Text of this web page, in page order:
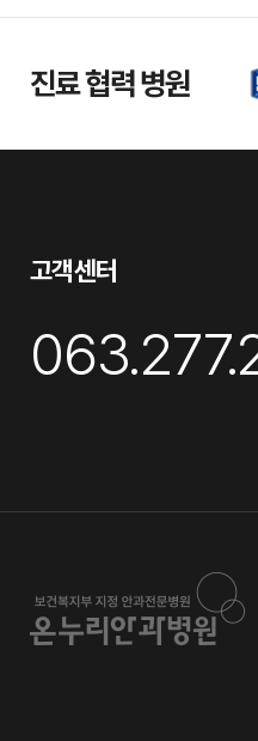
진료 협력 병원
고객센터